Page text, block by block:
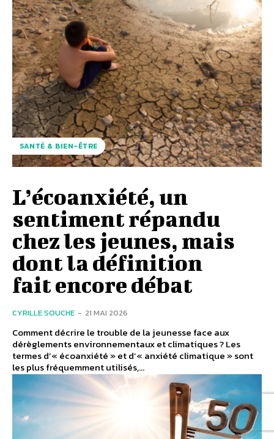
SANTÉ & BIEN-ÊTRE
L’écoanxiété, un
sentiment répandu
chez les jeunes, mais
dont la définition
fait encore débat
CYRILLE SOUCHE - 21 MAI 2026
Comment décrire le trouble de la jeunesse face aux
dérèglements environnementaux et climatiques ? Les
termes d’« écoanxiété » et d’« anxiété climatique » sont
les plus fréquemment utilisés,...